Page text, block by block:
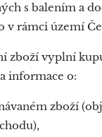
s balením a
v rámci území
zboží vyplní
informace o:
zboží